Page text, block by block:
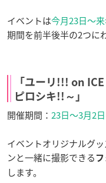
イベントは今月23日〜
期間を前半後半の2つに
「ユーリ!!! on
ピロシキ!!～」
開催期間： 23日〜3月2日
イベントオリジナルグ
ンと一緒に撮影できる
します。